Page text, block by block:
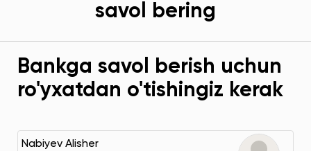
savol bering
Bankga savol berish uchun
ro'yxatdan o'tishingiz kerak
Nabiyev Alisher